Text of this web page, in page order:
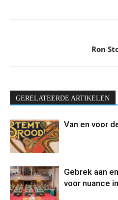
Ron
GERELATEERDE ARTIKELEN
Van en voor
Gebrek aan
voor nuance